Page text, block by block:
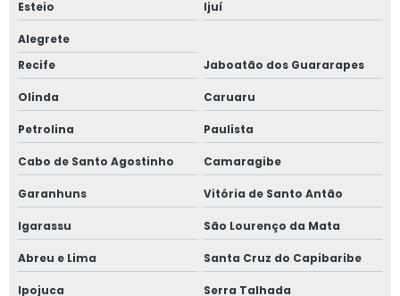
Esteio Ijuí
Alegrete
Recife
Jaboatão dos Guararapes
Olinda Caruaru
Petrolina Paulista
Cabo de Santo Agostinho Camaragibe
Garanhuns Vitória de Santo Antão
Igarassu São Lourenço da Mata
Abreu e Lima Santa Cruz do Capibaribe
Ipojuca Serra Talhada